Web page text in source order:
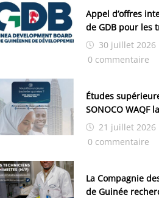
Appel d’offres
de GDB pour les
d’aménagement
industrielle de
30 juillet 2026
0 commentaire
Études
SONOCO WAQF
programme de
pour la Malaisie
21 juillet 2026
0 commentaire
La Compagnie
de Guinée